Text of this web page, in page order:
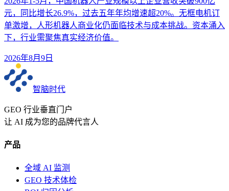
元，同比增长26.9%，过去五年年均增速超20%。无框电机订
单激增，人形机器人商业化仍面临技术与成本挑战。资本涌入
下，行业需聚焦真实经济价值。
2026年8月9日
智脑时代
GEO 行业垂直门户
让 AI 成为您的品牌代言人
产品
全域 AI 监测
GEO 技术体检